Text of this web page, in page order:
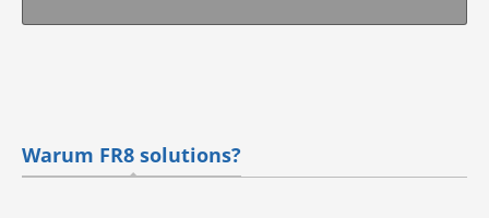
Warum FR8 solutions?